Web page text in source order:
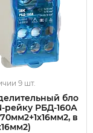
9 шт.
бло
рейку РБД-160А
в